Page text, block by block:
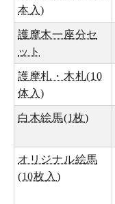
本入)
護摩木一座分セ
ット
護摩札・木札(10
体入)
白木絵馬(1枚)
オリジナル絵馬
(10枚入)